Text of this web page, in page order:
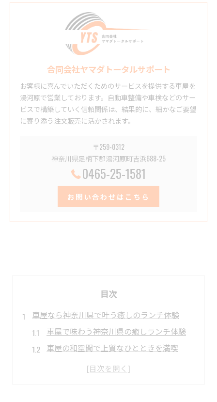
合同会社ヤマダトータルサポート
お客様に喜んでいただくためのサービスを提供する車屋を
湯河原で営業しております。自動車整備や車検などのサー
ビスで構築していく信頼関係は、結果的に、細かなご要望
に寄り添う注文販売に活かされます。
〒259-0312
神奈川県足柄下郡湯河原町吉浜688-25
0465-25-1581
お問い合わせはこちら
目次
車屋なら神奈川県で叶う癒しのランチ体験
車屋で味わう神奈川県の癒しランチ体験
車屋の和空間で上質なひとときを満喫
神奈川県で選ぶ車屋の魅力的なランチ